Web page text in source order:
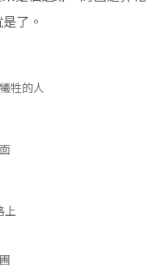
了。
牲的人
上